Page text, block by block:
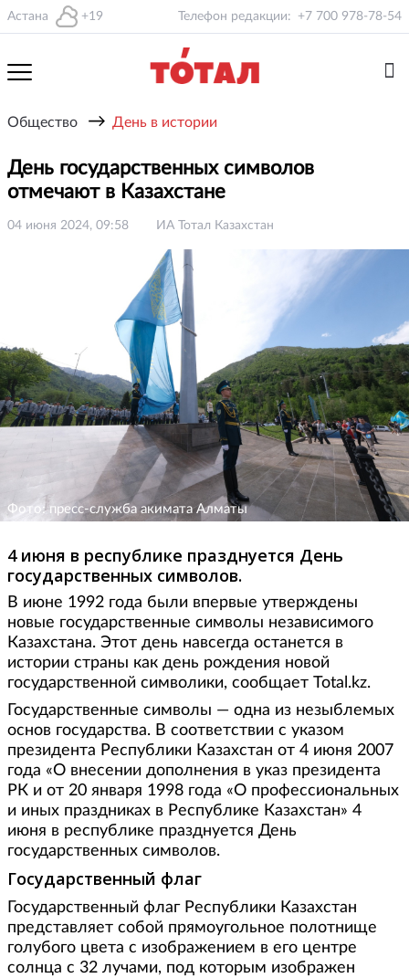
Астана +19 Телефон редакции: +7 700 978-78-54
Общество → День в истории
День государственных символов
отмечают в Казахстане
04 июня 2024, 09:58 ИА Тотал Казахстан
Фото: пресс-служба акимата Алматы
4 июня в республике празднуется День
государственных символов.
В июне 1992 года были впервые утверждены
новые государственные символы независимого
Казахстана. Этот день навсегда останется в
истории страны как день рождения новой
государственной символики, сообщает Total.kz.
Государственные символы — одна из незыблемых
основ государства. В соответствии с указом
президента Республики Казахстан от 4 июня 2007
года «О внесении дополнения в указ президента
РК и от 20 января 1998 года «О профессиональных
и иных праздниках в Республике Казахстан» 4
июня в республике празднуется День
государственных символов.
Государственный флаг
Государственный флаг Республики Казахстан
представляет собой прямоугольное полотнище
голубого цвета с изображением в его центре
солнца с 32 лучами, под которым изображен